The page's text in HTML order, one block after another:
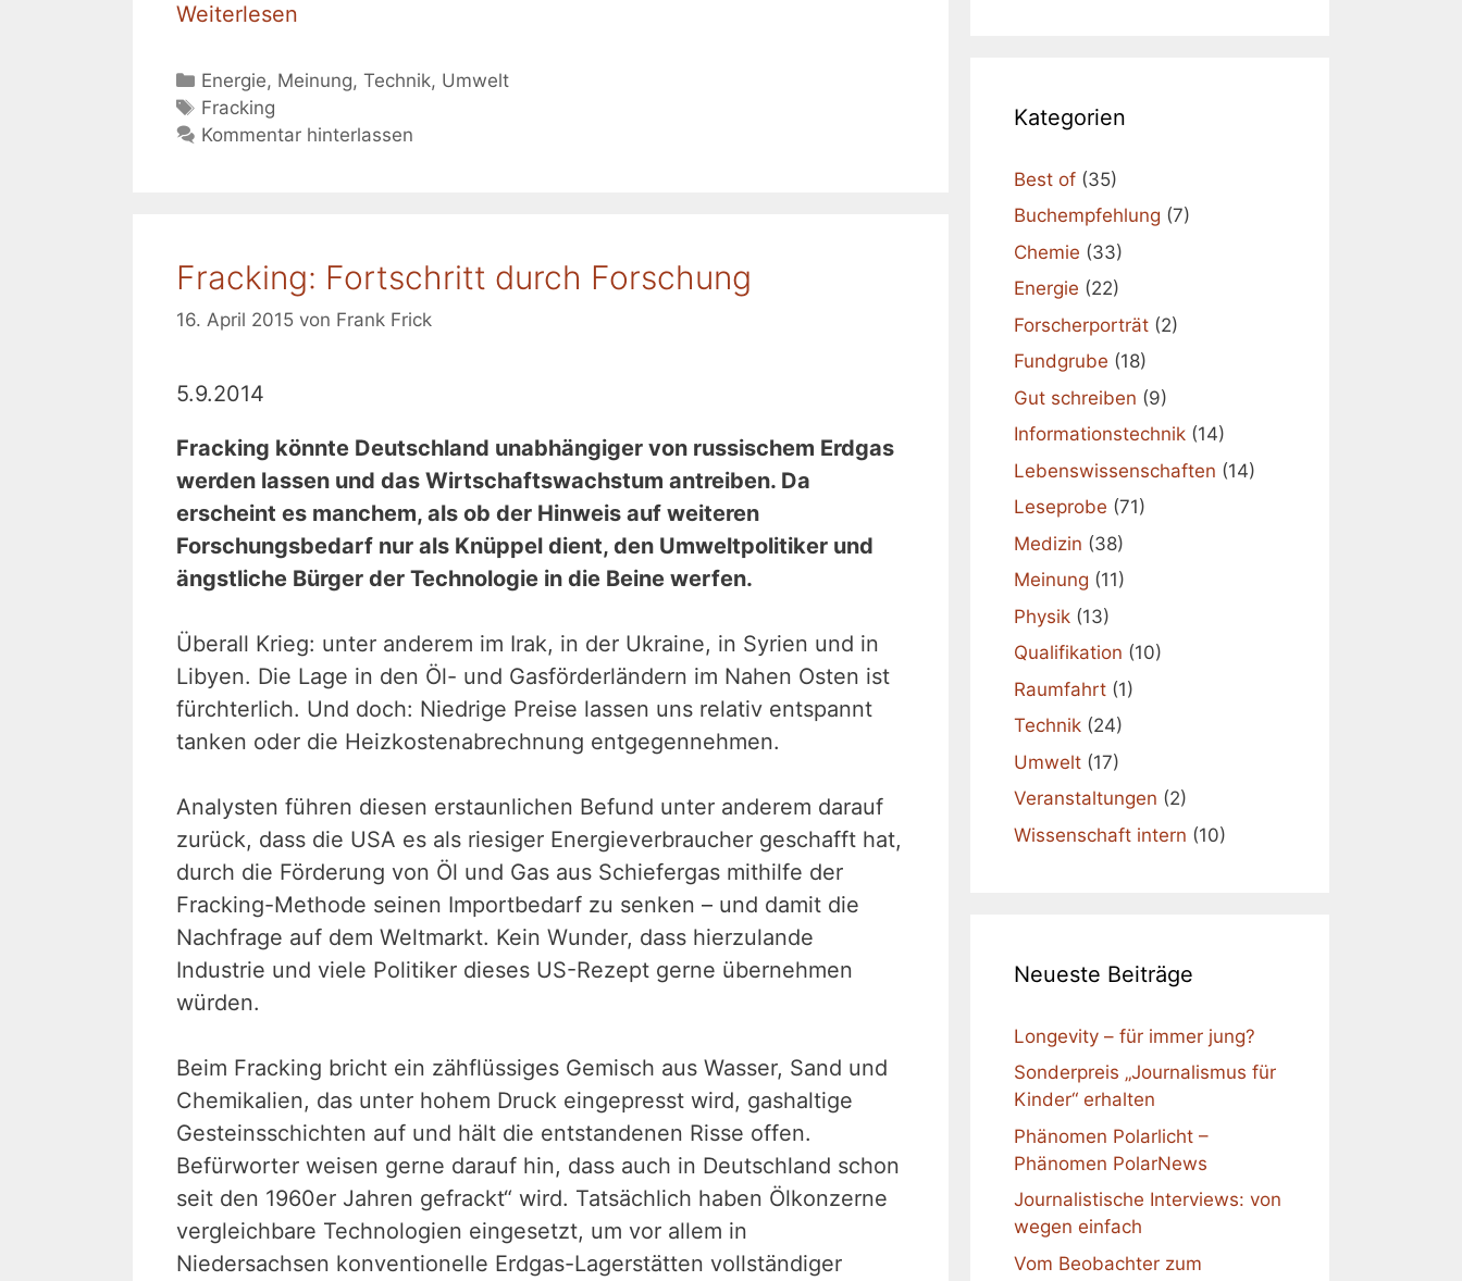
Weiterlesen
Kategorien
Energie, Meinung,Technik, Umwelt
Schlagwörter
Fracking
Kommentar hinterlassen
Fracking: Fortschritt durch Forschung
16. April 2015 von Frank Frick
5.9.2014
Fracking könnte Deutschland unabhängiger von russischem Erdgas
werden lassen und das Wirtschaftswachstum antreiben. Da
erscheint es manchem, als ob der Hinweis auf weiteren
Forschungsbedarf nur als Knüppel dient, den Umweltpolitiker und
ängstliche Bürger der Technologie in die Beine werfen.
Überall Krieg: unter anderem im Irak, in der Ukraine, in Syrien und in
Libyen. Die Lage in den Öl- und Gasförderländern im Nahen Osten ist
fürchterlich. Und doch: Niedrige Preise lassen uns relativ entspannt
tanken oder die Heizkostenabrechnung entgegennehmen.
Analysten führen diesen erstaunlichen Befund unter anderem darauf
zurück, dass die USA es als riesiger Energieverbraucher geschafft hat,
durch die Förderung von Öl und Gas aus Schiefergas mithilfe der
Fracking-Methode seinen Importbedarf zu senken – und damit die
Nachfrage auf dem Weltmarkt. Kein Wunder, dass hierzulande
Industrie und viele Politiker dieses US-Rezept gerne übernehmen
würden.
Beim Fracking bricht ein zähflüssiges Gemisch aus Wasser, Sand und
Chemikalien, das unter hohem Druck eingepresst wird, gashaltige
Gesteinsschichten auf und hält die entstandenen Risse offen.
Befürworter weisen gerne darauf hin, dass auch in Deutschland schon
seit den 1960er Jahren gefrackt“ wird. Tatsächlich haben Ölkonzerne
vergleichbare Technologien eingesetzt, um vor allem in
Niedersachsen konventionelle Erdgas-Lagerstätten vollständiger
Kategorien
Best of (35)
Buchempfehlung (7)
Chemie (33)
Energie (22)
Forscherporträt (2)
Fundgrube (18)
Gut schreiben (9)
Informationstechnik (14)
Lebenswissenschaften (14)
Leseprobe (71)
Medizin (38)
Meinung (11)
Physik (13)
Qualifikation (10)
Raumfahrt (1)
Technik (24)
Umwelt (17)
Veranstaltungen (2)
Wissenschaft intern (10)
Neueste Beiträge
Longevity – für immer jung?
Sonderpreis „Journalismus für
Kinder“ erhalten
Phänomen Polarlicht –
Phänomen PolarNews
Journalistische Interviews: von
wegen einfach
Vom Beobachter zum